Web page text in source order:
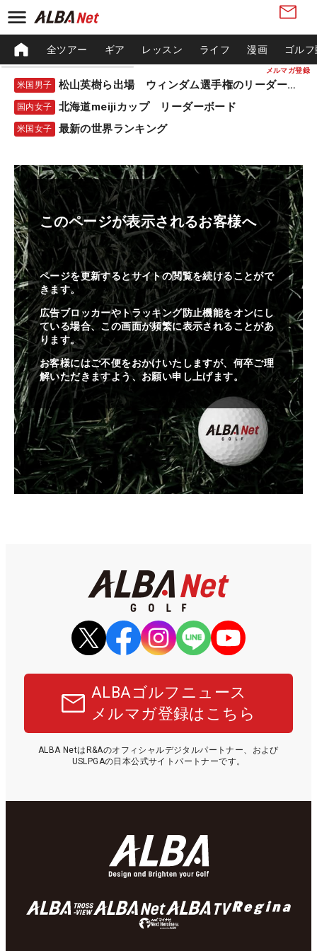
メルマガ登録
全ツアー ギア レッスン ライフ 漫画 ゴル
米国男子 松山英樹ら出場 ウィンダム選手権のリーダーボード
国内女子 北海道meijiカップ リーダーボード
米国女子 最新の世界ランキング
このページが表示されるお客様へ
ページを更新するとサイトの閲覧を続けることがで
きます。
広告ブロッカーやトラッキング防止機能をオンにし
ている場合、この画面が頻繁に表示されることがあ
ります。
お客様にはご不便をおかけいたしますが、何卒ご理
解いただきますよう、お願い申し上げます。
ALBAゴルフニュース
メルマガ登録はこちら
ALBA NetはR&Aのオフィシャルデジタルパートナー、および
USLPGAの日本公式サイトパートナーです。